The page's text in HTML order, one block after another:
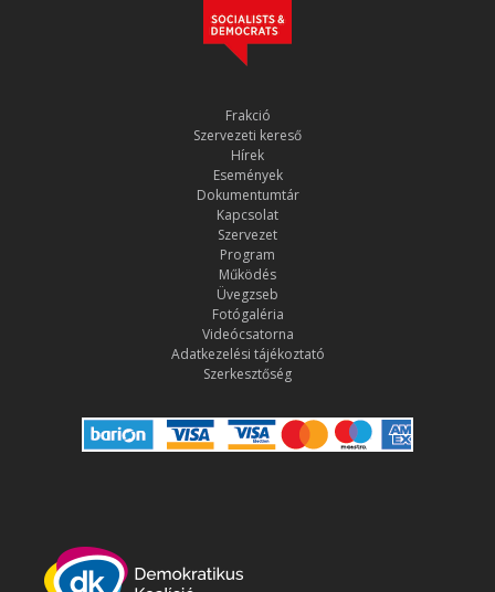
Frakció
Szervezeti kereső
Hírek
Események
Dokumentumtár
Kapcsolat
Szervezet
Program
Működés
Üvegzseb
Fotógaléria
Videócsatorna
Adatkezelési tájékoztató
Szerkesztőség